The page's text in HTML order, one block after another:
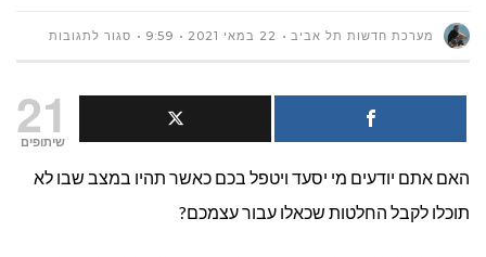
מערכת חדשות תל אביב 22 במאי 2021 9:59 סגור לתגובותעל
ייפוי
כוח
21
שיתופים
האם אתם יודעים מי יסעד ויטפל בכם כאשר תהיו במצב שבו לא
תוכלו לקבל החלטות שכאלו עבור עצמכם?